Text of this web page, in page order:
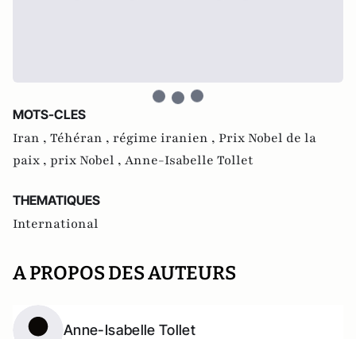
MOTS-CLES
Iran , Téhéran , régime iranien , Prix Nobel de la
paix , prix Nobel , Anne-Isabelle Tollet
THEMATIQUES
International
A PROPOS DES AUTEURS
Anne-Isabelle Tollet